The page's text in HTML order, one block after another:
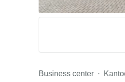
Business center